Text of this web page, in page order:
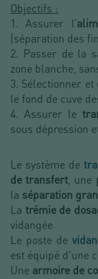
Objectifs :
1. Assurer l’
(séparation des
2. Passer de la
zone blanche,
3. Sélectionner et
le fond de cuve
4. Assurer le
sous dépression
Le système de
de transfert , une
la séparation
La trémie de
vidangée
Le poste de
est équipé d'une
Une armoire de